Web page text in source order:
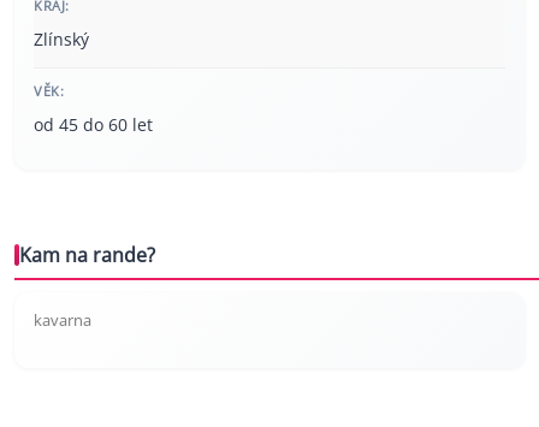
KRAJ:
Zlínský
VĚK:
od 45 do 60 let
Kam na rande?
kavarna